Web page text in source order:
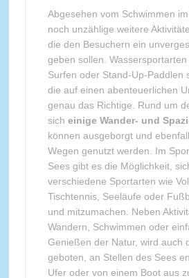
Abgesehen vom Schwimmen
noch unzählige weitere
die den Besuchern ein
geben sollen. Wassersportarten
Surfen oder Stand-Up-Paddlen
die auf einen abenteuerlichen
genau das Richtige. Rund um
sich einige Wander- und
können ausgeborgt und
Wegen genutzt werden. Im
Sees gibt es die Möglichkeit,
verschiedene Sportarten wie
Tischtennis, Seeläufe oder
und mitzumachen. Neben
Wandern, Schwimmen oder
Genießen der Natur, wird auch
geboten, an Stellen des Sees
Ufer oder von einem Boot aus